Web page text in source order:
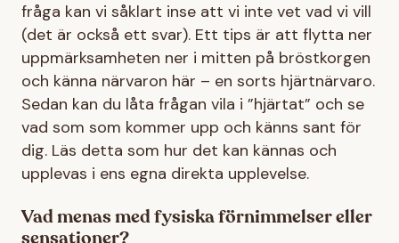
fråga kan vi såklart inse att vi inte vet vad vi vill
(det är också ett svar). Ett tips är att flytta ner
uppmärksamheten ner i mitten på bröstkorgen
och känna närvaron här – en sorts hjärtnärvaro.
Sedan kan du låta frågan vila i ”hjärtat” och se
vad som som kommer upp och känns sant för
dig. Läs detta som hur det kan kännas och
upplevas i ens egna direkta upplevelse.
Vad menas med fysiska förnimmelser eller
sensationer?